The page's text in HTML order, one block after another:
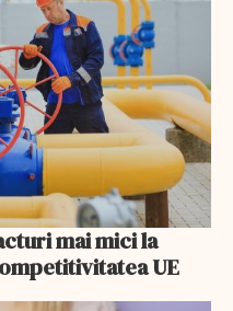
mai mici la
UE